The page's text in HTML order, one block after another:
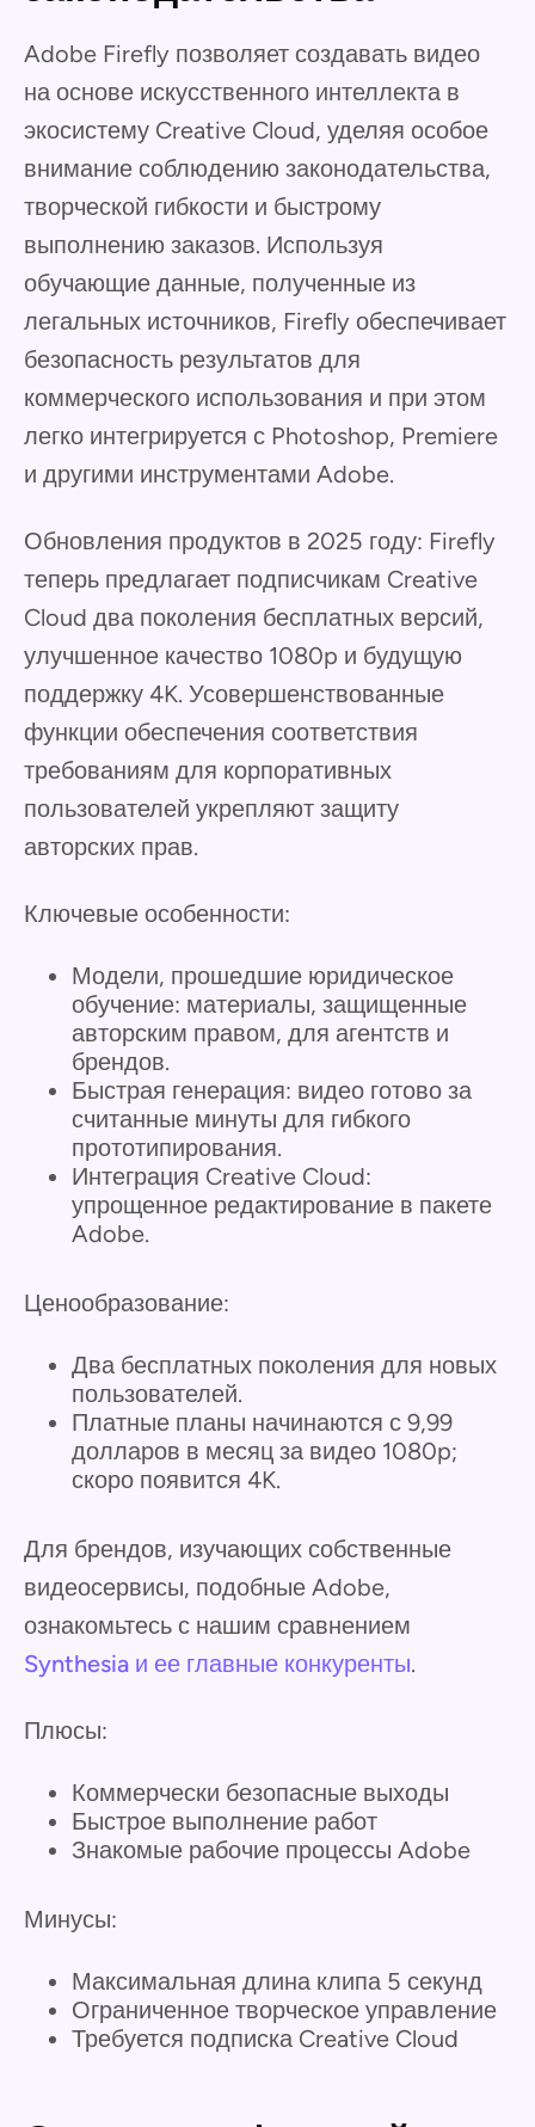
Adobe Firefly позволяет создавать видео
на основе искусственного интеллекта в
экосистему Creative Cloud, уделяя особое
внимание соблюдению законодательства,
творческой гибкости и быстрому
выполнению заказов. Используя
обучающие данные, полученные из
легальных источников, Firefly обеспечивает
безопасность результатов для
коммерческого использования и при этом
легко интегрируется с Photoshop, Premiere
и другими инструментами Adobe.
Обновления продуктов в 2025 году: Firefly
теперь предлагает подписчикам Creative
Cloud два поколения бесплатных версий,
улучшенное качество 1080p и будущую
поддержку 4K. Усовершенствованные
функции обеспечения соответствия
требованиям для корпоративных
пользователей укрепляют защиту
авторских прав.
Ключевые особенности:
Модели, прошедшие юридическое
обучение: материалы, защищенные
авторским правом, для агентств и
брендов.
Быстрая генерация: видео готово за
считанные минуты для гибкого
прототипирования.
Интеграция Creative Cloud:
упрощенное редактирование в пакете
Adobe.
Ценообразование:
Два бесплатных поколения для новых
пользователей.
Платные планы начинаются с 9,99
долларов в месяц за видео 1080p;
скоро появится 4K.
Для брендов, изучающих собственные
видеосервисы, подобные Adobe,
ознакомьтесь с нашим сравнением
Synthesia и ее главные конкуренты.
Плюсы:
Коммерчески безопасные выходы
Быстрое выполнение работ
Знакомые рабочие процессы Adobe
Минусы:
Максимальная длина клипа 5 секунд
Ограниченное творческое управление
Требуется подписка Creative Cloud